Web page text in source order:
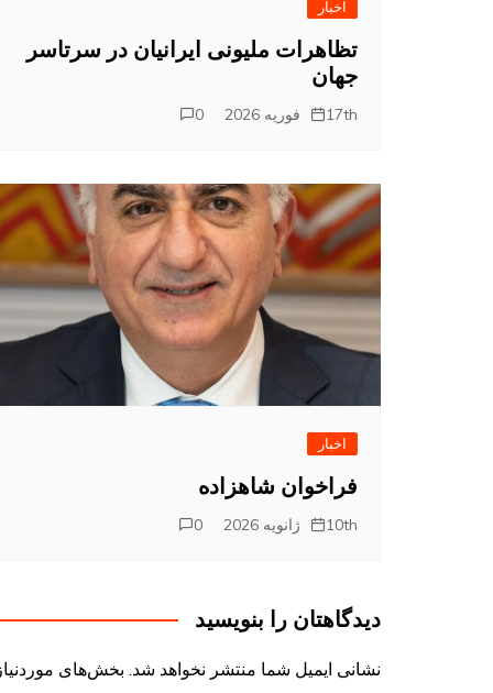
اخبار
تظاهرات ملیونی ایرانیان در سرتاسر
جهان
17th فوریه 2026 0
اخبار
فراخوان شاهزاده
10th ژانویه 2026 0
دیدگاهتان را بنویسید
نشانی ایمیل شما منتشر نخواهد شد. بخش‌های